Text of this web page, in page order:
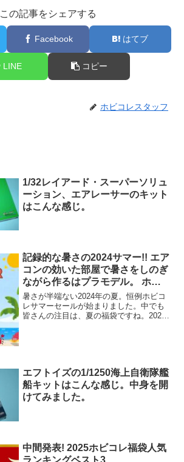
この記事をシェアする
Facebook はてブ
LINE コピー
ホビコレスタッフ
1/32レイアード・スーパーソリュ
ーション、エアレーサーのキット
はこんな感じ。
記録的な暑さの2024サマー!! エア
コンの効いた部屋で暑さをしのぎ
ながら作るはプラモデル。 ホビ
コレの「夏の福袋」でさあ、キッ
ト選び。
暑さが半端ない2024年の夏。恒例ホビコ
レサマーセールが始まりました。中でも
皆さんの注目は、夏の福袋ですね。2024
エフトイズの1/1250海上自衛隊艦
船キットはこんな感じ。中身を開
けてみました。
中間発表! 2025ホビコレ福袋人気